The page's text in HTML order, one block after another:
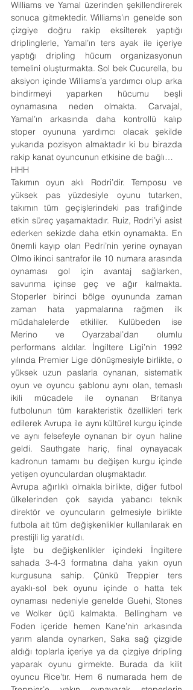
Williams ve Yamal üzerinden şekillendirerek
sonuca gitmektedir. Williams’ın genelde son
çizgiye doğru rakip eksilterek yaptığı
driplinglerle, Yamal’ın ters ayak ile içeriye
yaptığı dripling hücum organizasyonun
temelini oluşturmakta. Sol bek Cucurella, bu
aksiyon içinde Williams’a yardımcı olup arka
bindirmeyi yaparken hücumu beşli
oynamasına neden olmakta. Carvajal,
Yamal’ın arkasında daha kontrollü kalıp
stoper oyununa yardımcı olacak şekilde
yukarıda pozisyon almaktadır ki bu birazda
rakip kanat oyuncunun etkisine de bağlı…
HHH
Takımın oyun aklı Rodri’dir. Temposu ve
yüksek pas yüzdesiyle oyunu tutarken,
takımın tüm geçişlerindeki pas trafiğinde
etkin süreç yaşamaktadır. Ruiz, Rodri’yi asist
ederken sekizde daha etkin oynamakta. En
önemli kayıp olan Pedri’nin yerine oynayan
Olmo ikinci santrafor ile 10 numara arasında
oynaması gol için avantaj sağlarken,
savunma içinse geç ve ağır kalmakta.
Stoperler birinci bölge oyununda zaman
zaman hata yapmalarına rağmen ilk
müdahalelerde etkililer. Kulübeden ise
Merino ve Oyarzabal’dan olumlu
performans aldılar. İngiltere Ligi’nin 1992
yılında Premier Lige dönüşmesiyle birlikte, o
yüksek uzun paslarla oynanan, sistematik
oyun ve oyuncu şablonu aynı olan, temaslı
ikili mücadele ile oynanan Britanya
futbolunun tüm karakteristik özellikleri terk
edilerek Avrupa ile aynı kültürel kurgu içinde
ve aynı felsefeyle oynanan bir oyun haline
geldi. Sauthgate hariç, final oynayacak
kadronun tamamı bu değişen kurgu içinde
yetişen oyunculardan oluşmaktadır.
Avrupa ağırlıklı olmakla birlikte, diğer futbol
ülkelerinden çok sayıda yabancı teknik
direktör ve oyuncuların gelmesiyle birlikte
futbola ait tüm değişkenlikler kullanılarak en
prestijli lig yaratıldı.
İşte bu değişkenlikler içindeki İngiltere
sahada 3-4-3 formatına daha yakın oyun
kurgusuna sahip. Çünkü Treppier ters
ayaklı-sol bek oyunu içinde o hatta tek
oynaması nedeniyle genelde Guehi, Stones
ve Wolker üçlü kalmakta. Bellingham ve
Foden içeride hemen Kane’nin arkasında
yarım alanda oynarken, Saka sağ çizgide
aldığı toplarla içeriye ya da çizgiye dripling
yaparak oyunu girmekte. Burada da kilit
oyuncu Rice’tır. Hem 6 numarada hem de